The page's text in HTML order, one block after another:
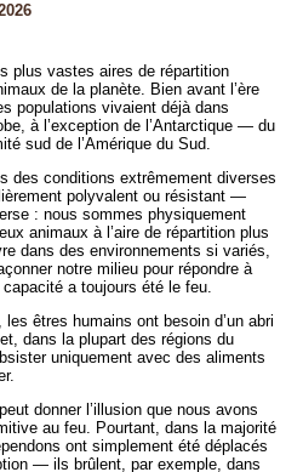
plus vastes aires de répartition
de la planète. Bien avant l’ère
populations vivaient déjà dans
à l’exception de l’Antarctique — du
sud de l’Amérique du Sud.
des conditions extrêmement diverses
polyvalent ou résistant —
: nous sommes physiquement
animaux à l’aire de répartition plus
dans des environnements si variés,
notre milieu pour répondre à
a toujours été le feu.
êtres humains ont besoin d’un abri
dans la plupart des régions du
uniquement avec des aliments
donner l’illusion que nous avons
au feu. Pourtant, dans la majorité
ont simplement été déplacés
— ils brûlent, par exemple, dans